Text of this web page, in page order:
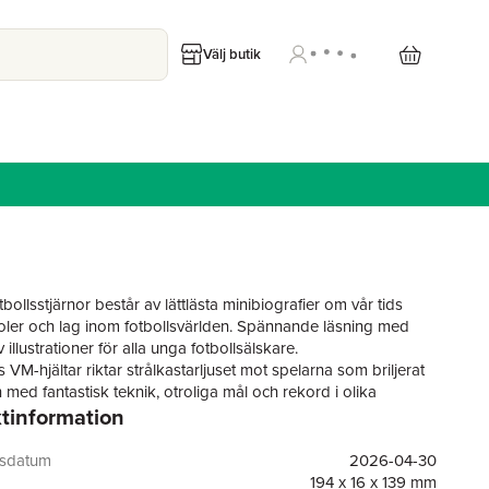
Välj butik
består av lättlästa minibiografier om vår tids
och lag inom fotbollsvärlden. Spännande läsning med
illustrationer för alla unga fotbollsälskare.
VM-hjältar riktar strålkastarljuset mot spelarna som briljerat
med fantastisk teknik, otroliga mål och rekord i olika
genom tiderna. Läs om legendarer som Maradona,
fotbollsstjärnor som vi kommer få se mer av i herrarnas
damernas VM 2027.
2026-04-30
194 x 16 x 139 mm